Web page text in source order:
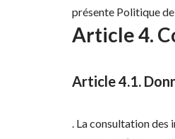
présente Politique
Article 4.
Article 4.1.
. La consultation des